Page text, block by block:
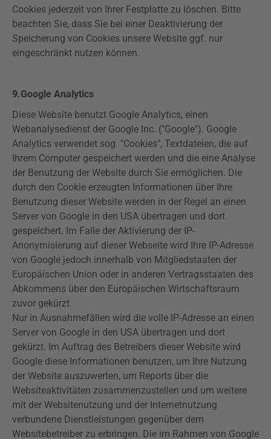
Cookies jederzeit von Ihrer Festplatte zu löschen. Bitte
beachten Sie, dass Sie bei einer Deaktivierung der
Speicherung von Cookies unsere Website ggf. nur
eingeschränkt nutzen können.
9.Google Analytics
Diese Website benutzt Google Analytics, einen
Webanalysedienst der Google Inc. ("Google"). Google
Analytics verwendet sog. "Cookies", Textdateien, die auf
Ihrem Computer gespeichert werden und die eine Analyse
der Benutzung der Website durch Sie ermöglichen. Die
durch den Cookie erzeugten Informationen über Ihre
Benutzung dieser Website werden in der Regel an einen
Server von Google in den USA übertragen und dort
gespeichert. Im Falle der Aktivierung der IP-
Anonymisierung auf dieser Webseite wird Ihre IP-Adresse
von Google jedoch innerhalb von Mitgliedstaaten der
Europäischen Union oder in anderen Vertragsstaaten des
Abkommens über den Europäischen Wirtschaftsraum
zuvor gekürzt.
Nur in Ausnahmefällen wird die volle IP-Adresse an einen
Server von Google in den USA übertragen und dort
gekürzt. Im Auftrag des Betreibers dieser Website wird
Google diese Informationen benutzen, um Ihre Nutzung
der Website auszuwerten, um Reports über die
Websiteaktivitäten zusammenzustellen und um weitere
mit der Websitenutzung und der Internetnutzung
verbundene Dienstleistungen gegenüber dem
Websitebetreiber zu erbringen. Die im Rahmen von Google